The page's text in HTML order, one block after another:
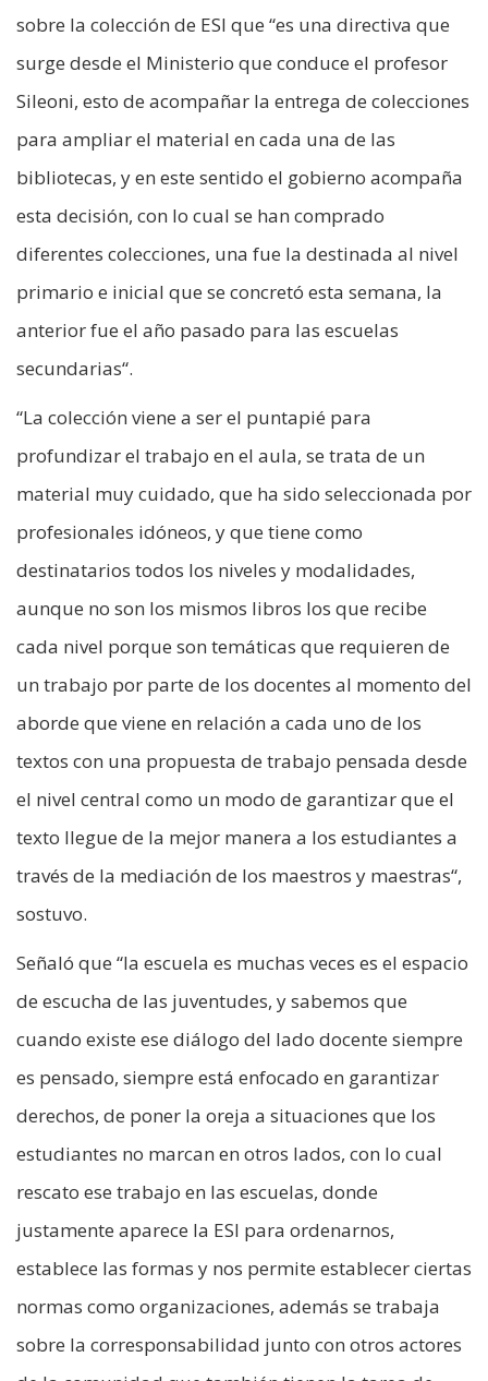
sobre la colección de ESI que “es una directiva que
surge desde el Ministerio que conduce el profesor
Sileoni, esto de acompañar la entrega de colecciones
para ampliar el material en cada una de las
bibliotecas, y en este sentido el gobierno acompaña
esta decisión, con lo cual se han comprado
diferentes colecciones, una fue la destinada al nivel
primario e inicial que se concretó esta semana, la
anterior fue el año pasado para las escuelas
secundarias“.
“La colección viene a ser el puntapié para
profundizar el trabajo en el aula, se trata de un
material muy cuidado, que ha sido seleccionada por
profesionales idóneos, y que tiene como
destinatarios todos los niveles y modalidades,
aunque no son los mismos libros los que recibe
cada nivel porque son temáticas que requieren de
un trabajo por parte de los docentes al momento del
aborde que viene en relación a cada uno de los
textos con una propuesta de trabajo pensada desde
el nivel central como un modo de garantizar que el
texto llegue de la mejor manera a los estudiantes a
través de la mediación de los maestros y maestras“,
sostuvo.
Señaló que “la escuela es muchas veces es el espacio
de escucha de las juventudes, y sabemos que
cuando existe ese diálogo del lado docente siempre
es pensado, siempre está enfocado en garantizar
derechos, de poner la oreja a situaciones que los
estudiantes no marcan en otros lados, con lo cual
rescato ese trabajo en las escuelas, donde
justamente aparece la ESI para ordenarnos,
establece las formas y nos permite establecer ciertas
normas como organizaciones, además se trabaja
sobre la corresponsabilidad junto con otros actores